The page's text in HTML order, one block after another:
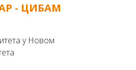
- ЦИБАМ
у Новом